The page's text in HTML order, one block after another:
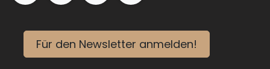
Für den Newsletter anmelden!